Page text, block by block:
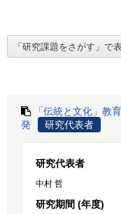
「伝統と文化」教
発
研究代表者
研究代表者
中村 哲
研究期間 (年度)